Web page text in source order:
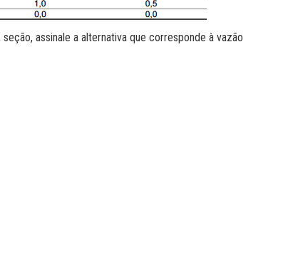
assinale a alternativa que corresponde à vazão